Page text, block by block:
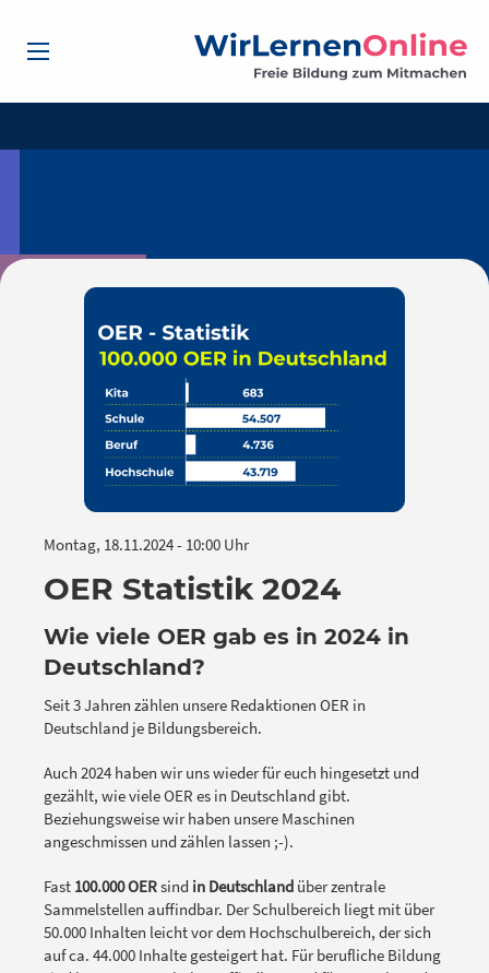
Montag, 18.11.2024 - 10:00 Uhr
OER Statistik 2024
Wie viele OER gab es in 2024 in
Deutschland?
Seit 3 Jahren zählen unsere Redaktionen OER in
Deutschland je Bildungsbereich.
Auch 2024 haben wir uns wieder für euch hingesetzt und
gezählt, wie viele OER es in Deutschland gibt.
Beziehungsweise wir haben unsere Maschinen
angeschmissen und zählen lassen ;-).
Fast 100.000 OERsind in Deutschland über zentrale
Sammelstellen auffindbar. Der Schulbereich liegt mit über
50.000 Inhalten leicht vor dem Hochschulbereich, der sich
auf ca. 44.000 Inhalte gesteigert hat. Für berufliche Bildung